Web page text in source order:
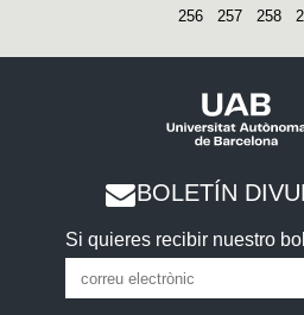
256
257 258
BOLETÍN
Si quieres recibir nuestro